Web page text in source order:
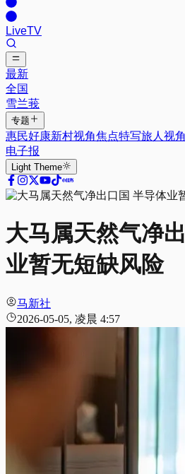
LiveTV
最新
全国
雪兰莪
专题
惠民好康新村视角焦点特写旅人视角
电子报
Light Theme
大马属天然气净
业暂无短缺风险
马新社
2026-05-05, 凌晨 4:57